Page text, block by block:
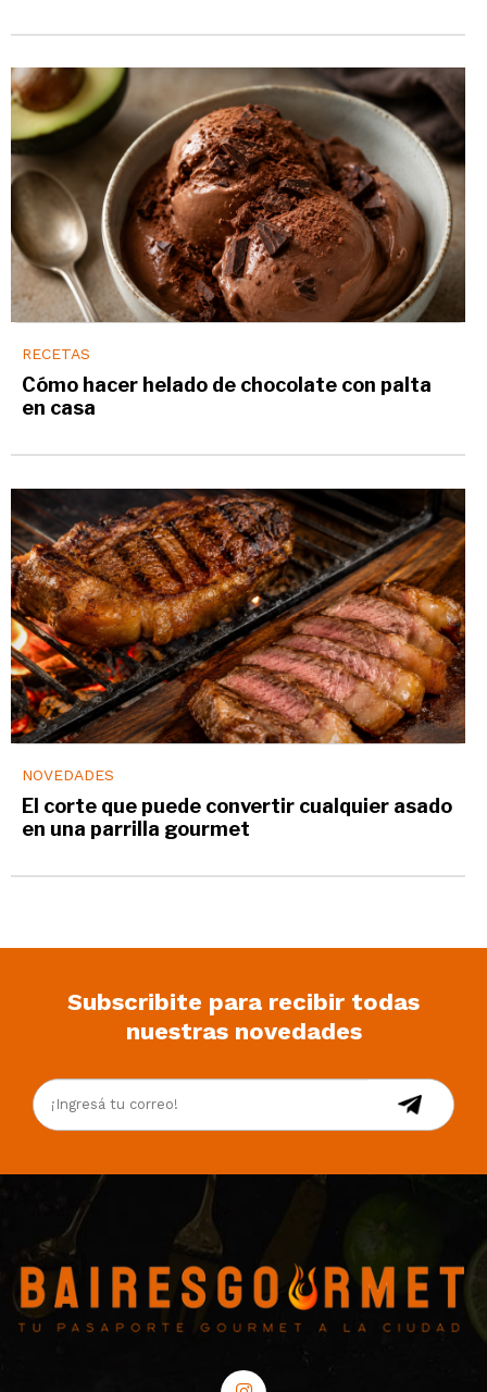
RECETAS
Cómo hacer helado de chocolate con palta
en casa
NOVEDADES
El corte que puede convertir cualquier asado
en una parrilla gourmet
Subscribite para recibir todas
nuestras novedades